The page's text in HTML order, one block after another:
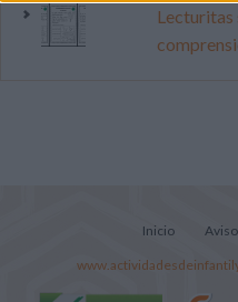
Lecturitas
Inicio